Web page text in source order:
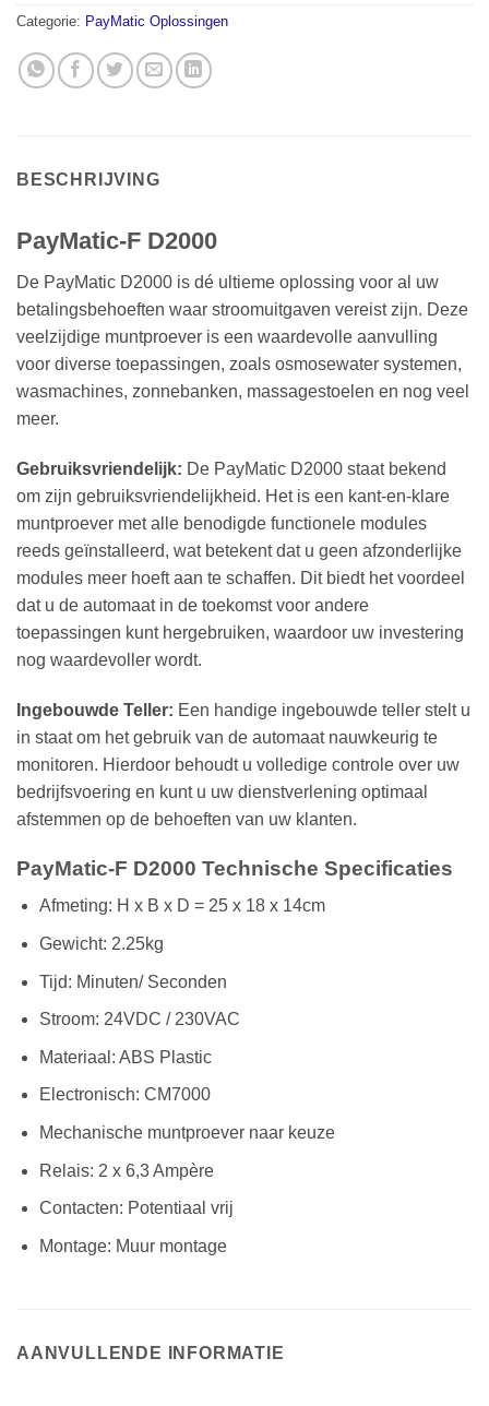
Categorie: PayMatic Oplossingen
BESCHRIJVING
PayMatic-F D2000
De PayMatic D2000 is dé ultieme oplossing voor al uw
betalingsbehoeften waar stroomuitgaven vereist zijn. Deze
veelzijdige muntproever is een waardevolle aanvulling
voor diverse toepassingen, zoals osmosewater systemen,
wasmachines, zonnebanken, massagestoelen en nog veel
meer.
Gebruiksvriendelijk: De PayMatic D2000 staat bekend
om zijn gebruiksvriendelijkheid. Het is een kant-en-klare
muntproever met alle benodigde functionele modules
reeds geïnstalleerd, wat betekent dat u geen afzonderlijke
modules meer hoeft aan te schaffen. Dit biedt het voordeel
dat u de automaat in de toekomst voor andere
toepassingen kunt hergebruiken, waardoor uw investering
nog waardevoller wordt.
Ingebouwde Teller: Een handige ingebouwde teller stelt u
in staat om het gebruik van de automaat nauwkeurig te
monitoren. Hierdoor behoudt u volledige controle over uw
bedrijfsvoering en kunt u uw dienstverlening optimaal
afstemmen op de behoeften van uw klanten.
PayMatic-F D2000 Technische Specificaties
Afmeting: H x B x D = 25 x 18 x 14cm
Gewicht: 2.25kg
Tijd: Minuten/ Seconden
Stroom: 24VDC / 230VAC
Materiaal: ABS Plastic
Electronisch: CM7000
Mechanische muntproever naar keuze
Relais: 2 x 6,3 Ampère
Contacten: Potentiaal vrij
Montage: Muur montage
AANVULLENDE INFORMATIE